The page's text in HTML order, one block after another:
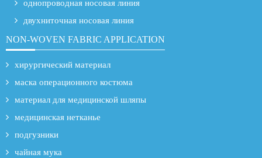
однопроводная носовая линия
двухниточная носовая линия
NON-WOVEN FABRIC APPLICATION
хирургический материал
маска операционного костюма
материал для медицинской шляпы
медицинская нетканье
подгузники
чайная мука